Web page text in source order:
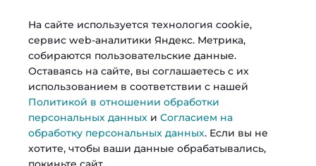
Согласие на обработку персональных данных
Политика в отношении обработки персональных
данных
Строительство
Металлопрокат
Возможности
© 2026 Kosmos, Все права защищены
На сайте используется технология cookie,
сервис web-аналитики Яндекс. Метрика,
собираются пользовательские данные.
Оставаясь на сайте, вы соглашаетесь с их
использованием в соответствии с нашей
Политикой в отношении обработки
персональных данных и Согласием на
обработку персональных данных. Если вы не
хотите, чтобы ваши данные обрабатывались,